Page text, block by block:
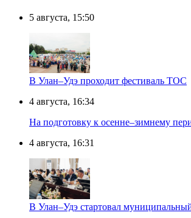
5 августа, 15:50
В Улан–Удэ проходит фестиваль ТОС
4 августа, 16:34
На подготовку к осенне–зимнему
4 августа, 16:31
В Улан–Удэ стартовал